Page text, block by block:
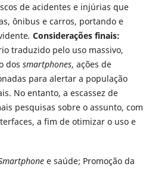
de acidentes e injúrias que
ônibus e carros, portando e
. Considerações finais:
traduzido pelo uso massivo,
dos smartphones, ações de
para alertar a população
No entanto, a escassez de
pesquisas sobre o assunto, com
a fim de otimizar o uso e
e saúde; Promoção da